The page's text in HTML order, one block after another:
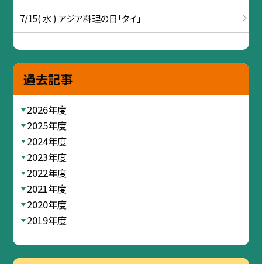
7/15( 水 ) アジア料理の日「タイ」
過去記事
2026年度
2025年度
2024年度
2023年度
2022年度
2021年度
2020年度
2019年度